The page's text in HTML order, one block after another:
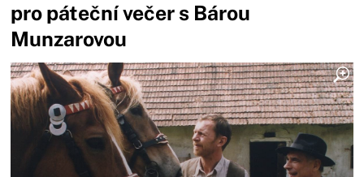
pro páteční večer s Bárou
Munzarovou